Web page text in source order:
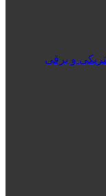
و برقی